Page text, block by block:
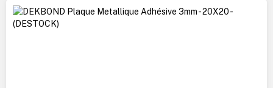
Ignorer la galerie d'images